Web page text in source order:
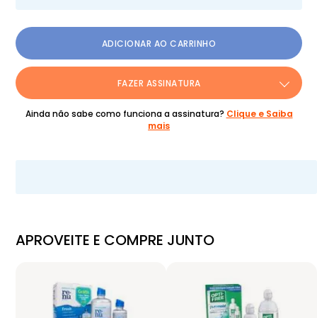
ADICIONAR AO CARRINHO
FAZER ASSINATURA
Ainda não sabe como funciona a assinatura? Clique e Saiba
mais
APROVEITE E COMPRE JUNTO